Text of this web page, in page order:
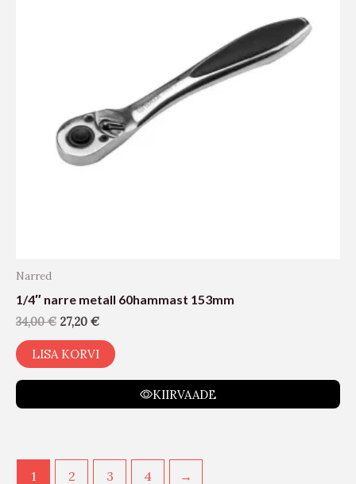
Narred
1/4″ narre metall 60hammast 153mm
34,00€ 27,20 €
LISA KORVI
KIIRVAADE
1 2 3 4 →